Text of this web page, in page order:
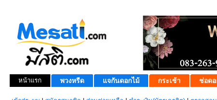
หน้าแรก พวงหรีด แจกันดอกไม้ กระเช้า ช่อดอ